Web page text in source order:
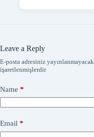
Leave a Reply
E-posta adresiniz yayınlanmayacak.
işaretlenmişlerdir
Name *
Email *